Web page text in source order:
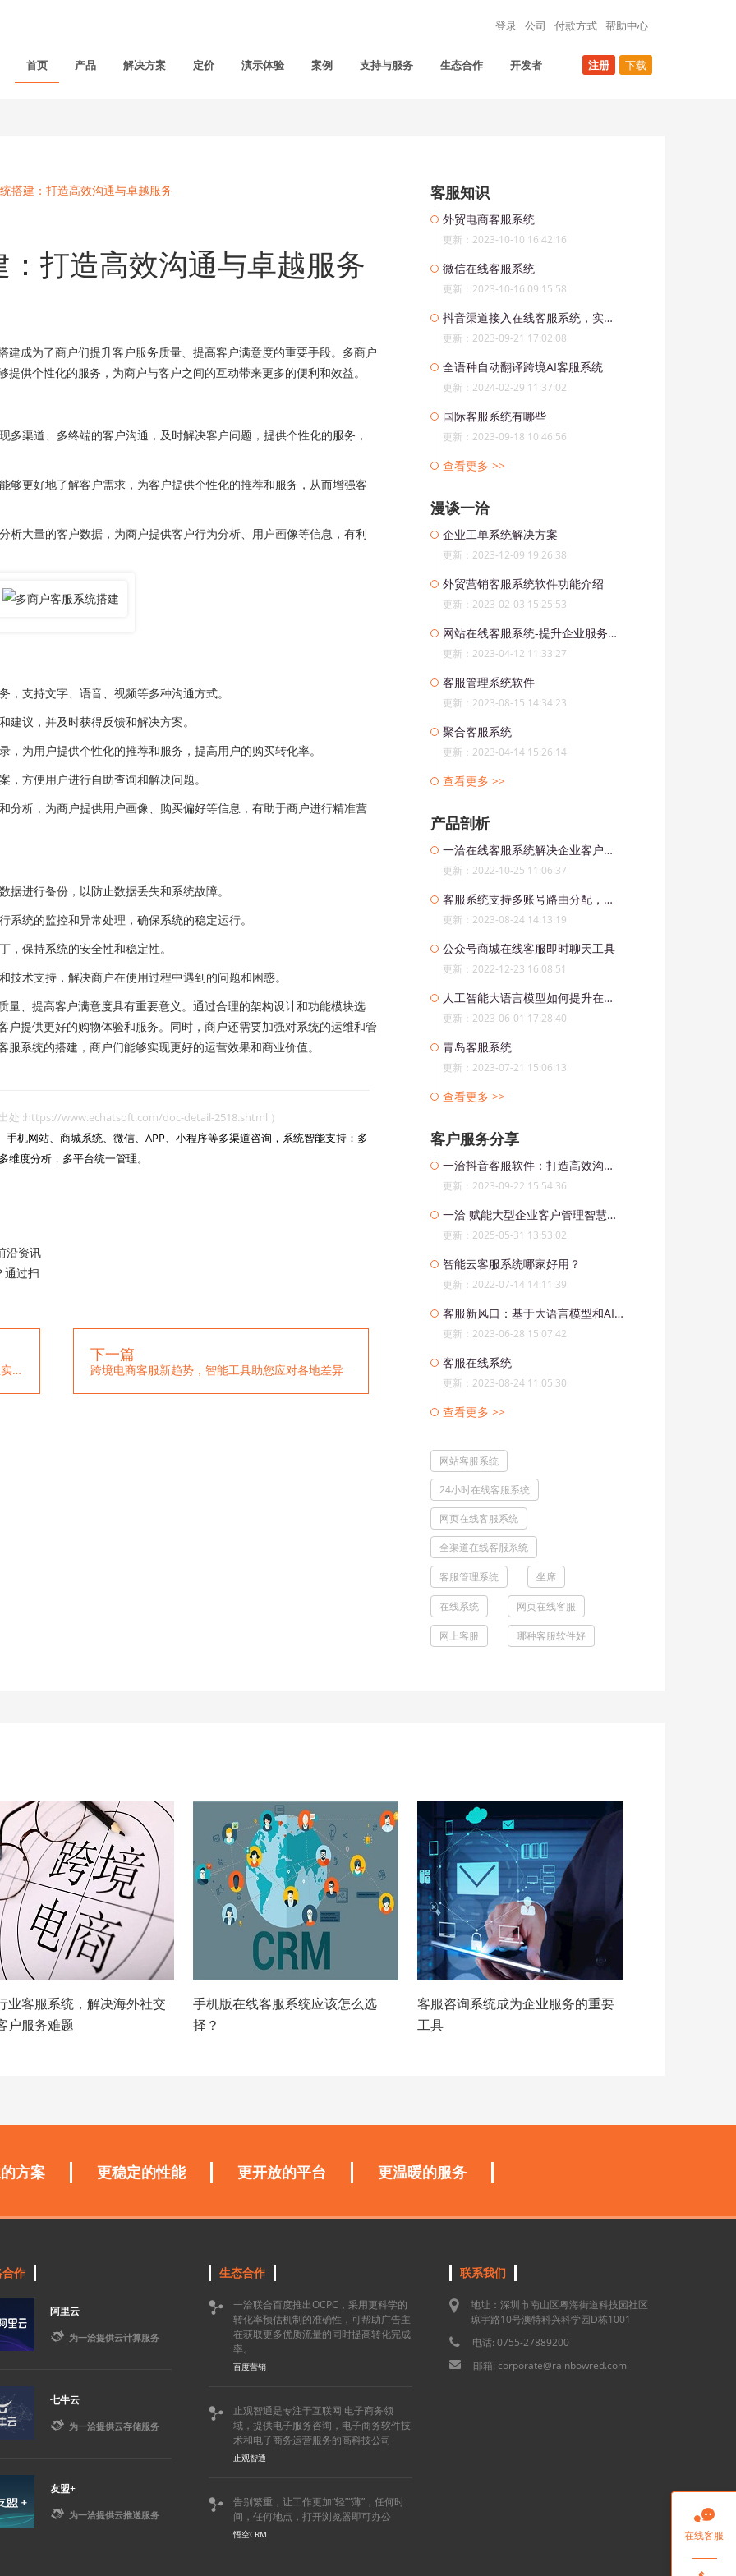
登录 公司 付款方式 帮助中心
首页 产品 解决方案 定价 演示体验 案例 支持与服务 生态合作 开发者 注册 下载
搭建：打造高效沟通与卓越服务
打造高效沟通与卓越服务
为了商户们提升客户服务质量、提高客户满意度的重要手段。多商户
供个性化的服务，为商户与客户之间的互动带来更多的便利和效益。
道、多终端的客户沟通，及时解决客户问题，提供个性化的服务，
好地了解客户需求，为客户提供个性化的推荐和服务，从而增强客
量的客户数据，为商户提供客户行为分析、用户画像等信息，有利
持文字、语音、视频等多种沟通方式。
议，并及时获得反馈和解决方案。
用户提供个性化的推荐和服务，提高用户的购买转化率。
方便用户进行自助查询和解决问题。
，为商户提供用户画像、购买偏好等信息，有助于商户进行精准营
行备份，以防止数据丢失和系统故障。
的监控和异常处理，确保系统的稳定运行。
保持系统的安全性和稳定性。
支持，解决商户在使用过程中遇到的问题和困惑。
提高客户满意度具有重要意义。通过合理的架构设计和功能模块选
提供更好的购物体验和服务。同时，商户还需要加强对系统的运维和管
系统的搭建，商户们能够实现更好的运营效果和商业价值。
处 :https://www.echatsoft.com/doc-detail-2518.shtml ）
机网站、商城系统、微信、APP、小程序等多渠道咨询，系统智能支持：多
度分析，多平台统一管理。
沿资讯
通过扫
一洽客服系统助力外贸行业，接入line聊天消息实现更便捷的沟通
下一篇
跨境电商客服新趋势，智能工具助您应对各地差异
客服知识
外贸电商客服系统
更新：2023-10-10 16:42:16
微信在线客服系统
更新：2023-10-16 09:15:58
抖音渠道接入在线客服系统，实现与粉丝的实时高效沟通
更新：2023-09-21 17:02:08
全语种自动翻译跨境AI客服系统
更新：2024-02-29 11:37:02
国际客服系统有哪些
更新：2023-09-18 10:46:56
查看更多 >>
漫谈一洽
企业工单系统解决方案
更新：2023-12-09 19:26:38
外贸营销客服系统软件功能介绍
更新：2023-02-03 15:25:53
网站在线客服系统-提升企业服务质量和竞争力
更新：2023-04-12 11:33:27
客服管理系统软件
更新：2023-08-15 14:34:23
聚合客服系统
更新：2023-04-14 15:26:14
查看更多 >>
产品剖析
一洽在线客服系统解决企业客户服务问题
更新：2022-10-25 11:06:37
客服系统支持多账号路由分配，打造高效whatsapp客户服务
更新：2023-08-24 14:13:19
公众号商城在线客服即时聊天工具
更新：2022-12-23 16:08:51
人工智能大语言模型如何提升在线客户满意度
更新：2023-06-01 17:28:40
青岛客服系统
更新：2023-07-21 15:06:13
查看更多 >>
客户服务分享
一洽抖音客服软件：打造高效沟通渠道，提升客户满意度
更新：2023-09-22 15:54:36
一洽 赋能大型企业客户管理智慧升级
更新：2025-05-31 13:53:02
智能云客服系统哪家好用？
更新：2022-07-14 14:11:39
客服新风口：基于大语言模型和AI的智能语音客服系统
更新：2023-06-28 15:07:42
客服在线系统
更新：2023-08-24 11:05:30
查看更多 >>
网站客服系统
24小时在线客服系统
网页在线客服系统
全渠道在线客服系统
客服管理系统 坐席
在线系统 网页在线客服
网上客服 哪种客服软件好
业客服系统，解决海外社交
户服务难题
手机版在线客服系统应该怎么选
择？
客服咨询系统成为企业服务的重要
工具
方案 更稳定的性能 更开放的平台 更温暖的服务
作
阿里云
 为一洽提供云计算服务
七牛云
 为一洽提供云存储服务
友盟+
 为一洽提供云推送服务
生态合作

一洽联合百度推出OCPC，采用更科学的
转化率预估机制的准确性，可帮助广告主
在获取更多优质流量的同时提高转化完成
率。
百度营销

止观智通是专注于互联网 电子商务领
域，提供电子服务咨询，电子商务软件技
术和电子商务运营服务的高科技公司
止观智通

告别繁重，让工作更加“轻”“薄”，任何时
间，任何地点，打开浏览器即可办公
悟空CRM
联系我们
地址：深圳市南山区粤海街道科技园社区
琼宇路10号澳特科兴科学园D栋1001
电话: 0755-27889200
邮箱: corporate@rainbowred.com

在线客服